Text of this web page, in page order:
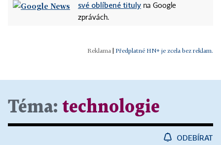
své oblíbené tituly na Google
zprávách.
Předplatné HN+ je zcela bez reklam.
Téma: technologie
ODEBÍRAT